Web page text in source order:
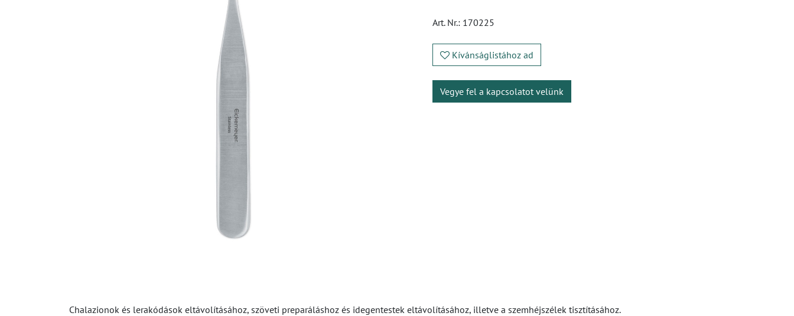
Art. Nr.: 170225
Kívánságlistához ad
Vegye fel a kapcsolatot velünk
Chalazionok és lerakódások eltávolításához, szöveti preparáláshoz és idegentestek eltávolításához, illetve a szemhéjszélek tisztításához.